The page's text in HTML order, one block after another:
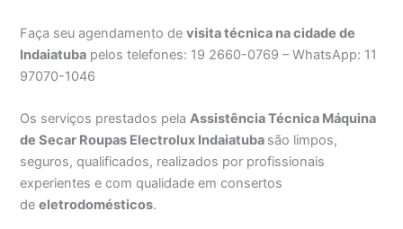
Faça seu agendamento devisita técnica na cidade de
Indaiatuba pelos telefones: 19 2660-0769 – WhatsApp: 11
97070-1046
Os serviços prestados pelaAssistência Técnica Máquina
de Secar Roupas Electrolux Indaiatuba são limpos,
seguros, qualificados, realizados por profissionais
experientes e com qualidade em consertos
deeletrodomésticos.